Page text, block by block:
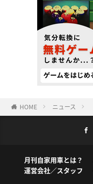
HOME ニュース
月刊自家用車とは？
運営会社／スタッフ